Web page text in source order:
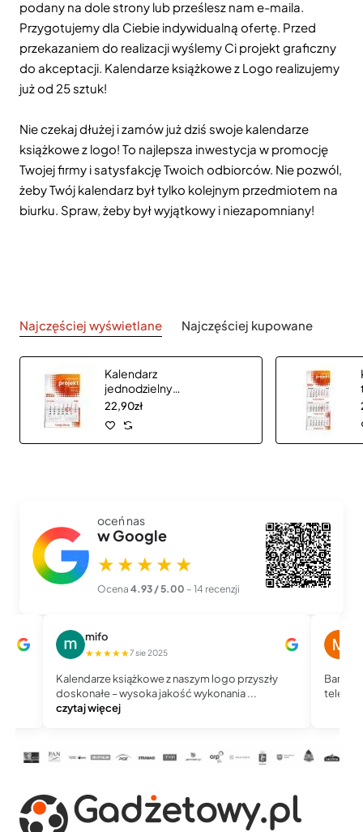
podany na dole strony lub prześlesz nam e-maila.
Przygotujemy dla Ciebie indywidualną ofertę. Przed
przekazaniem do realizacji wyślemy Ci projekt graficzny
do akceptacji. Kalendarze książkowe z Logo realizujemy
już od 25 sztuk!
Nie czekaj dłużej i zamów już dziś swoje kalendarze
książkowe z logo! To najlepsza inwestycja w promocję
Twojej firmy i satysfakcję Twoich odbiorców. Nie pozwól,
żeby Twój kalendarz był tylko kolejnym przedmiotem na
biurku. Spraw, żeby był wyjątkowy i niezapomniany!
Najczęściej wyświetlane Najczęściej kupowane
Kalendarz
jednodzielny
CLASSIC płaską
główką
22,90zł
oceń nas
w Google
★★★★★
Ocena 4.93 / 5.00 – 14 recenzji
mifo
★★★★★7 sie 2025
Kalendarze książkowe z naszym logo przyszły
doskonałe – wysoka jakość wykonania ...
czytaj więcej
Bardzo